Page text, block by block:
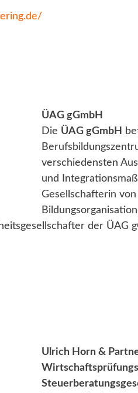
ÜAG gGmbH
Die ÜAG gGmbH
verschiedensten
und
Gesellschafterin
der ÜAG
Ulrich Horn &